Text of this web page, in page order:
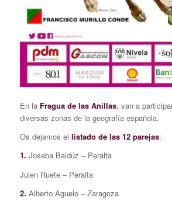
En la Fragua de las Anillas, van a
diversas zonas de la geografía española.
Os dejamos el listado de las 12 parejas:
1. Joseba Baldúz – Peralta
Julen Ruete – Peralta
2. Alberto Aguelo – Zaragoza